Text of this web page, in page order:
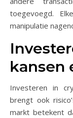
toegevoegd.
manipulatie
kansen
Investeren in
brengt ook
markt betekent